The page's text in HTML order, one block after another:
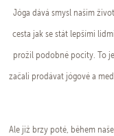
Jóga dává smysl našim
cesta jak se stát lepšími
prožil podobné pocity. To
začali prodávat jógové a
Ale již brzy poté, během